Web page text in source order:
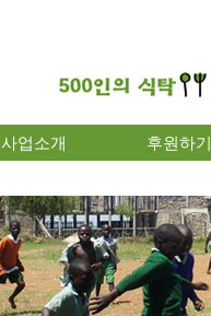
사업소개 후원하기